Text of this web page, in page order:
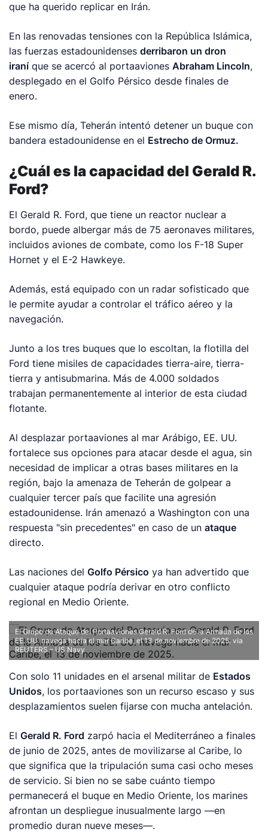
que ha querido replicar en Irán.
En las renovadas tensiones con la República Islámica,
las fuerzas estadounidensesderribaron un dron
iraníque se acercó al portaavionesAbraham Lincoln,
desplegado en el Golfo Pérsico desde finales de
enero.
Ese mismo día, Teherán intentó detener un buque con
bandera estadounidense en el Estrecho de Ormuz.
¿Cuál es la capacidad del Gerald R.
Ford?
El Gerald R. Ford, que tiene un reactor nuclear a
bordo, puede albergar más de 75 aeronaves militares,
incluidos aviones de combate, como los F-18 Super
Hornet y el E-2 Hawkeye.
Además, está equipado con un radar sofisticado que
le permite ayudar a controlar el tráfico aéreo y la
navegación.
Junto a los tres buques que lo escoltan, la flotilla del
Ford tiene misiles de capacidades tierra-aire, tierra-
tierra y antisubmarina. Más de 4.000 soldados
trabajan permanentemente al interior de esta ciudad
flotante.
Al desplazar portaaviones al mar Arábigo, EE. UU.
fortalece sus opciones para atacar desde el agua, sin
necesidad de implicar a otras bases militares en la
región, bajo la amenaza de Teherán de golpear a
cualquier tercer país que facilite una agresión
estadounidense. Irán amenazó a Washington con una
respuesta "sin precedentes" en caso de unataque
directo.
Las naciones delGolfo Pérsico ya han advertido que
cualquier ataque podría derivar en otro conflicto
regional en Medio Oriente.
El Grupo de Ataque del Portaaviones Gerald R. Ford de la Armada de los
EE. UU. navega hacia el mar Caribe, el 13 de noviembre de 2025. via
REUTERS – US Navy
Con solo 11 unidades en el arsenal militar de Estados
Unidos, los portaaviones son un recurso escaso y sus
desplazamientos suelen fijarse con mucha antelación.
ElGerald R. Ford zarpó hacia el Mediterráneo a finales
de junio de 2025, antes de movilizarse al Caribe, lo
que significa que la tripulación suma casi ocho meses
de servicio. Si bien no se sabe cuánto tiempo
permanecerá el buque en Medio Oriente, los marines
afrontan un despliegue inusualmente largo —en
promedio duran nueve meses—.